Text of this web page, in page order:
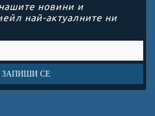
новини и
най-актуалните ни
ЗАПИШИ СЕ